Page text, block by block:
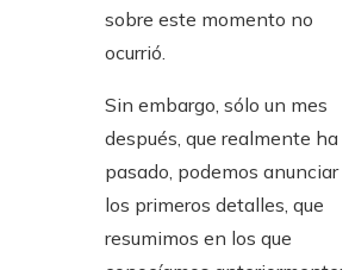
sobre este momento no
ocurrió.
Sin embargo, sólo un mes
después, que realmente ha
pasado, podemos anunciar
los primeros detalles, que
resumimos en los que